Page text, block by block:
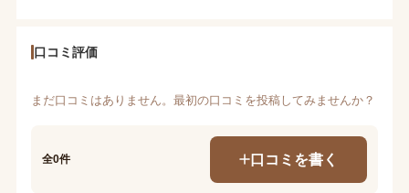
口コミ評価
まだ口コミはありません。最初の口コミを投稿してみませんか？
全0件 口コミを書く